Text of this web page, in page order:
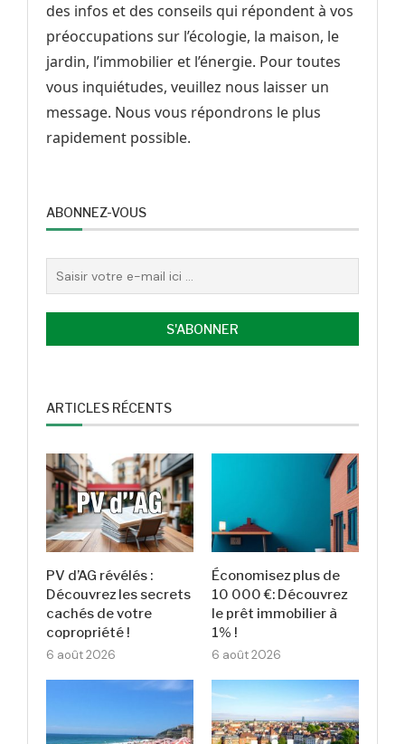
des infos et des conseils qui répondent à vos
préoccupations sur l’écologie, la maison, le
jardin, l’immobilier et l’énergie. Pour toutes
vous inquiétudes, veuillez nous laisser un
message. Nous vous répondrons le plus
rapidement possible.
ABONNEZ-VOUS
ARTICLES RÉCENTS
PV d’AG révélés :
Découvrez les secrets
cachés de votre
copropriété !
6 août 2026
Économisez plus de
10 000 €: Découvrez
le prêt immobilier à
1% !
6 août 2026